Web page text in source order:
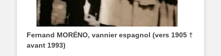
Fernand MORÉNO, vannier espagnol (vers 1905 †
avant 1993)